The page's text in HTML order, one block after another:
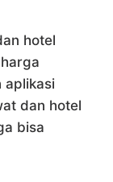
hotel
aplikasi
dan hotel
bisa